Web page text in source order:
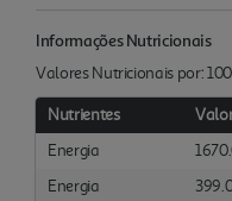
Informações Nutricionais
Valores Nutricionais por:
Nutrientes
Energia
Energia